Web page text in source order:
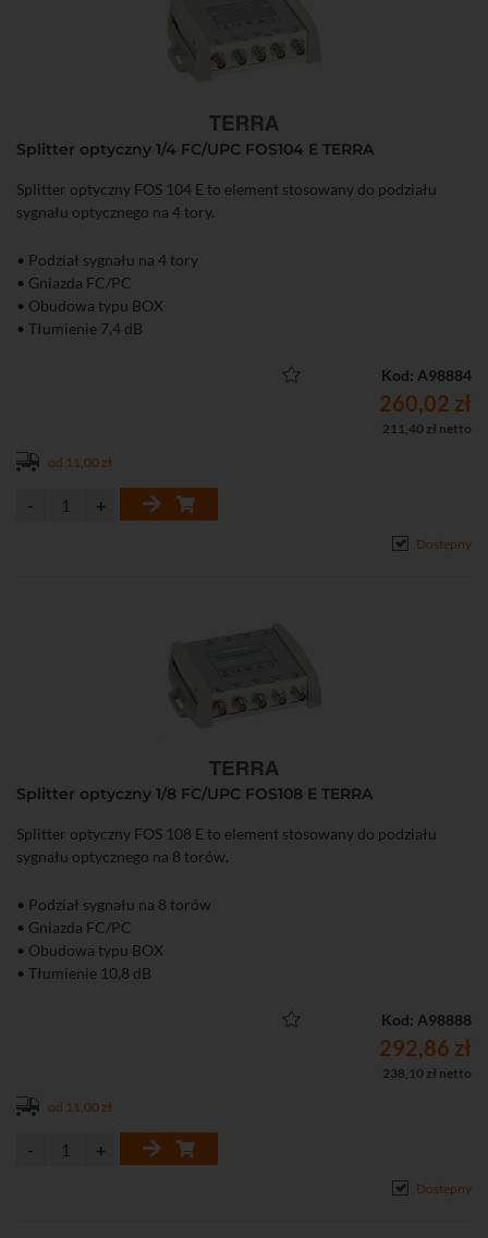
Splitter optyczny 1/4 FC/UPC FOS104 E TERRA
Splitter optyczny FOS 104 E to element stosowany do podziału
sygnału optycznego na 4 tory.
• Podział sygnału na 4 tory
• Gniazda FC/PC
• Obudowa typu BOX
• Tłumienie 7,4 dB
Kod: A98884
260,02 zł
211,40 zł netto
od 11,00 zł
Dostępny
Splitter optyczny 1/8 FC/UPC FOS108 E TERRA
Splitter optyczny FOS 108 E to element stosowany do podziału
sygnału optycznego na 8 torów.
• Podział sygnału na 8 torów
• Gniazda FC/PC
• Obudowa typu BOX
• Tłumienie 10,8 dB
Kod: A98888
292,86 zł
238,10 zł netto
od 11,00 zł
Dostępny